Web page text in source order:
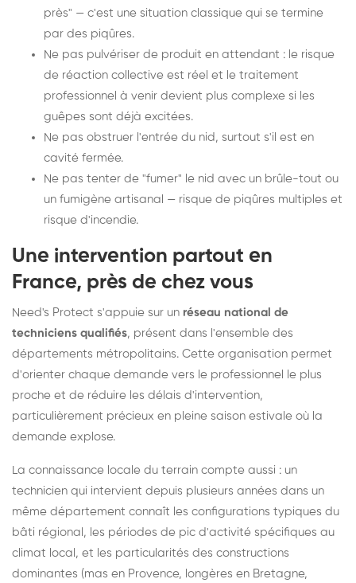
près" — c'est une situation classique qui se termine
par des piqûres.
Ne pas pulvériser de produit en attendant : le risque
de réaction collective est réel et le traitement
professionnel à venir devient plus complexe si les
guêpes sont déjà excitées.
Ne pas obstruer l'entrée du nid, surtout s'il est en
cavité fermée.
Ne pas tenter de "fumer" le nid avec un brûle-tout ou
un fumigène artisanal — risque de piqûres multiples et
risque d'incendie.
Une intervention partout en
France, près de chez vous
Need's Protect s'appuie sur un réseau national de
techniciens qualifiés, présent dans l'ensemble des
départements métropolitains. Cette organisation permet
d'orienter chaque demande vers le professionnel le plus
proche et de réduire les délais d'intervention,
particulièrement précieux en pleine saison estivale où la
demande explose.
La connaissance locale du terrain compte aussi : un
technicien qui intervient depuis plusieurs années dans un
même département connaît les configurations typiques du
bâti régional, les périodes de pic d'activité spécifiques au
climat local, et les particularités des constructions
dominantes (mas en Provence, longères en Bretagne,